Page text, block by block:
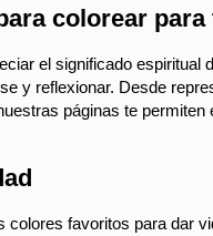
colorear para
el significado
y reflexionar. Desde
páginas te
favoritos para dar